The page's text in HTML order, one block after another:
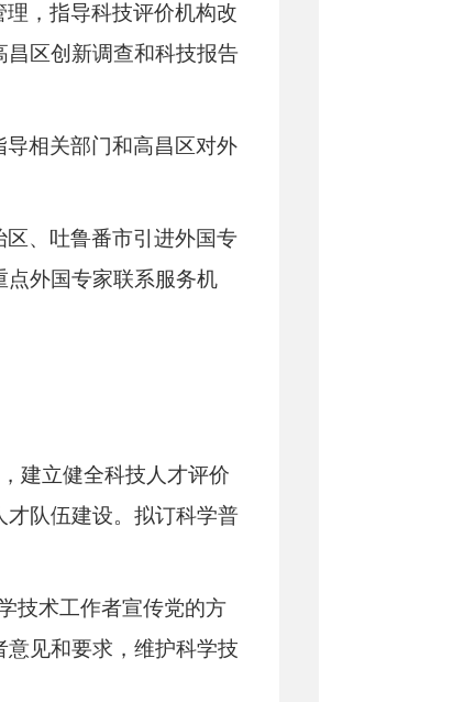
理，指导科技评价机构改
区创新调查和科技报告
导相关部门和高昌区对外
区、吐鲁番市引进外国专
点外国专家联系服务机
建立健全科技人才评价
队伍建设。拟订科学普
技术工作者宣传党的方
见和要求，维护科学技